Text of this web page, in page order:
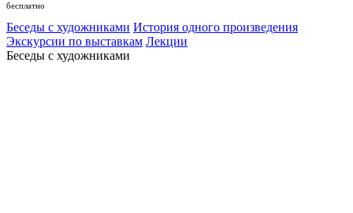
бесплатно
Беседы с художниками История одного произведения
Экскурсии по выставкам Лекции
Беседы с художниками